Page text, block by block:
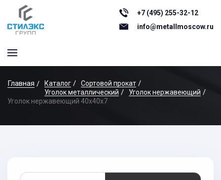
+7 (495) 255-32-12
info@metallmoscow.ru
Главная Каталог
Сортовой прокат
Уголок металлический
Уголок нержавеющий
Уголок нержавеющий 40x40х7